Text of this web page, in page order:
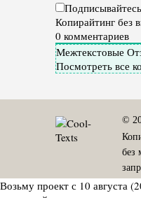
Копирайтинг без
0 комментариев
Межтекстовые
Посмотреть все
©
без
Возьму проект с 10 августа